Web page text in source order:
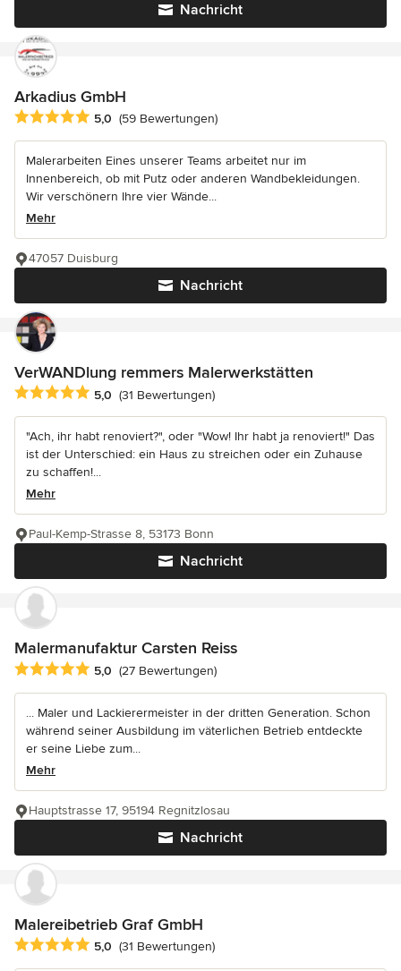
Nachricht
Arkadius GmbH
Durchschnittliche Bewertung: 5 von 5 Sternen
5,0 (59 Bewertungen)
Malerarbeiten Eines unserer Teams arbeitet nur im
Innenbereich, ob mit Putz oder anderen Wandbekleidungen.
Wir verschönern Ihre vier Wände...
Mehr
Nachricht
47057 Duisburg
VerWANDlung remmers Malerwerkstätten
Durchschnittliche Bewertung: 5 von 5 Sternen
5,0 (31 Bewertungen)
"Ach, ihr habt renoviert?", oder "Wow! Ihr habt ja renoviert!" Das
ist der Unterschied: ein Haus zu streichen oder ein Zuhause
zu schaffen!...
Mehr
Nachricht
Paul-Kemp-Strasse 8, 53173 Bonn
Malermanufaktur Carsten Reiss
Durchschnittliche Bewertung: 5 von 5 Sternen
5,0 (27 Bewertungen)
... Maler und Lackierermeister in der dritten Generation. Schon
während seiner Ausbildung im väterlichen Betrieb entdeckte
er seine Liebe zum...
Mehr
Nachricht
Hauptstrasse 17, 95194 Regnitzlosau
Malereibetrieb Graf GmbH
Durchschnittliche Bewertung: 5 von 5 Sternen
5,0 (31 Bewertungen)